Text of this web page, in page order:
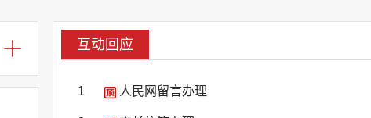
互动回应
1 人民网留言办理